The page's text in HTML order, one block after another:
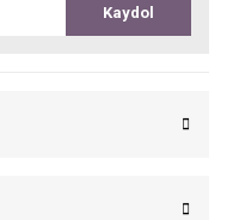
Kaydol